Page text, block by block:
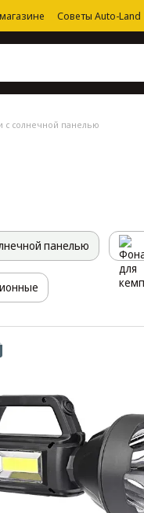
Советы Auto-Land
с солнечной панелью
панелью